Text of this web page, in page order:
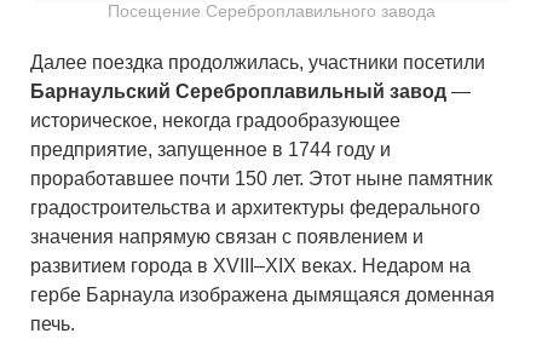
Посещение Сереброплавильного завода
Далее поездка продолжилась, участники посетили
Барнаульский Сереброплавильный завод —
историческое, некогда градообразующее
предприятие, запущенное в 1744 году и
проработавшее почти 150 лет. Этот ныне памятник
градостроительства и архитектуры федерального
значения напрямую связан с появлением и
развитием города в XVIII–XIX веках. Недаром на
гербе Барнаула изображена дымящаяся доменная
печь.